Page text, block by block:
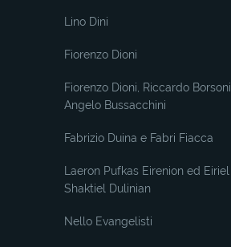
Lino Dini
Fiorenzo Dioni
Fiorenzo Dioni, Riccardo Borsoni,
Angelo Bussacchini
Fabrizio Duina e Fabri Fiacca
Laeron Pufkas Eirenion ed Eiriel
Shaktiel Dulinian
Nello Evangelisti